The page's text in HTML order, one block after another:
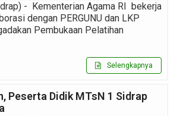
- Kementerian Agama RI bekerja
dengan PERGUNU dan LKP
Pembukaan Pelatihan
Selengkapnya
Peserta Didik MTsN 1 Sidrap